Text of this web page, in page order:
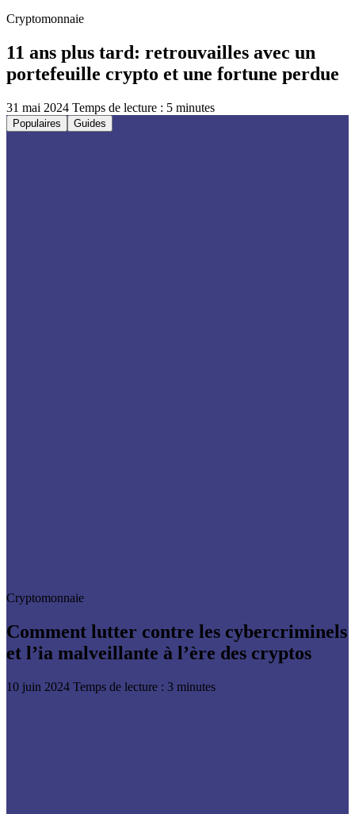
Cryptomonnaie
11 ans plus tard: retrouvailles avec un
portefeuille crypto et une fortune perdue
31 mai 2024 Temps de lecture : 5 minutes
Populaires Guides
Cryptomonnaie
Comment lutter contre les cybercriminels
et l’ia malveillante à l’ère des cryptos
10 juin 2024 Temps de lecture : 3 minutes